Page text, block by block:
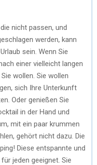
nicht passen, und
werden, kann
sein. Wenn Sie
einer vielleicht langen
wollen. Sie wollen
sich Ihre Unterkunft
Oder genießen Sie
in der Hand und
mit ein paar krummen
gehört nicht dazu. Die
Diese entspannte und
jeden geeignet. Sie